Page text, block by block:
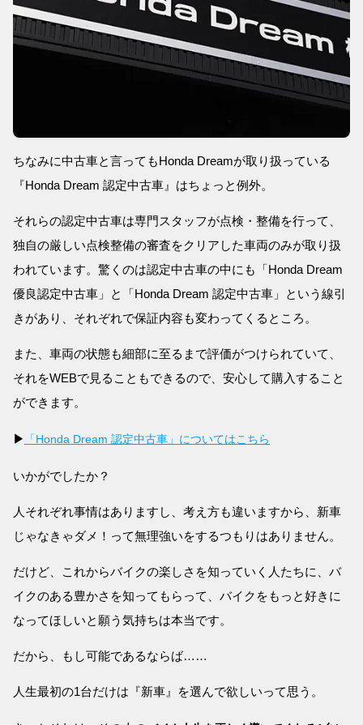
ちなみに中古車と言ってもHonda Dreamが取り扱っている
『Honda Dream 認定中古車』はちょっと例外。
それらの認定中古車は専門スタッフが点検・整備を行って、
独自の厳しい点検整備の審査をクリアした車両のみが取り扱
われています。驚くのは認定中古車の中にも「Honda Dream
優良認定中古車」と「Honda Dream 認定中古車」という線引
きがあり、それぞれで保証内容も変わってくるところ。
また、車両の状態も細部に至るまで評価がつけられていて、
それをWEBで見ることもできるので、安心して購入すること
ができます。
▶ 「Honda Dream 認定中古車」についてはこちら
いかがでしたか？
人それぞれ事情はありますし、考え方も違いますから、新車
じゃなきゃダメ！って無理強いをするつもりはありません。
だけど、これからバイクの楽しさを知っていく人たちに、バ
イクのある豊かさを知ってもらって、バイクをもっと好きに
なってほしいと願う気持ちは本当です。
だから、もし可能であるならば……
人生最初の1台だけは『新車』を選んで欲しいって思う。